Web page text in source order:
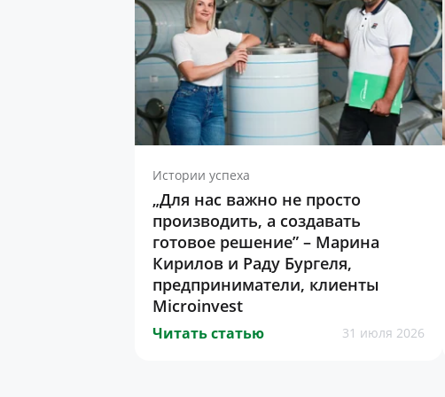
Истории успеха
„Для нас важно не просто
производить, а создавать
готовое решение” – Марина
Кирилов и Раду Бургеля,
предприниматели, клиенты
Microinvest
Читать статью 31 июля 2026